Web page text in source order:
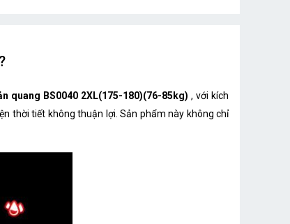
quang BS0040 2XL(175-180)(76-85kg) , với kích
thời tiết không thuận lợi. Sản phẩm này không chỉ